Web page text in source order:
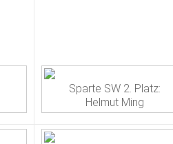
Sparte SW 2. Platz:
Helmut Ming